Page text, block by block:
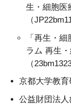
生・細胞医
（
「再生・
ラム 再生
（
京都大学教育
公益財団法人